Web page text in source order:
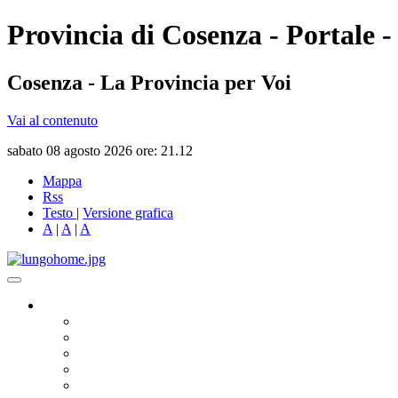
Provincia di Cosenza - Portale
Cosenza - La Provincia per Voi
Vai al contenuto
sabato 08 agosto 2026 ore: 21.12
Mappa
Rss
Testo | Versione grafica
A | A | A